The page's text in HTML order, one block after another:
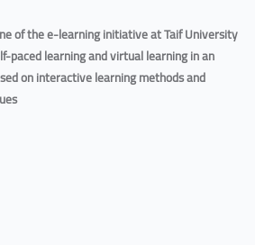
of the e-learning initiative at Taif University
paced learning and virtual learning in an
on interactive learning methods and